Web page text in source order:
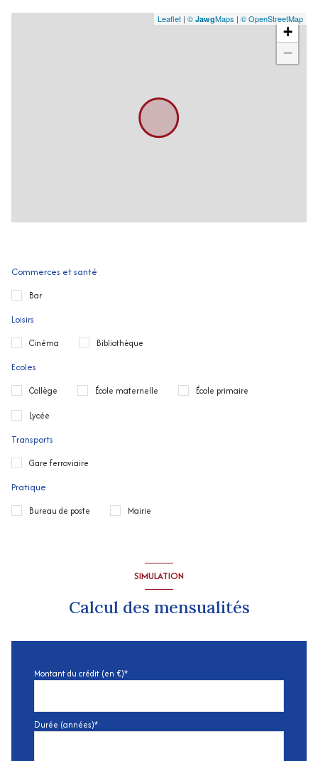
+
−
Leaflet | © JawgMaps | © OpenStreetMap
Commerces et santé
Bar
Loisirs
Cinéma Bibliothèque
Ecoles
Collège École maternelle École primaire
Lycée
Transports
Gare ferroviaire
Pratique
Bureau de poste Mairie
SIMULATION
Calcul des mensualités
Montant du crédit (en €)*
Durée (années)*